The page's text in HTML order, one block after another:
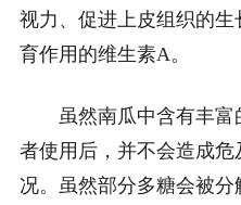
视力、促进上皮组织的
育作用的维生素A。
虽然南瓜中含有丰
者使用后，并不会造成
况。虽然部分多糖会被